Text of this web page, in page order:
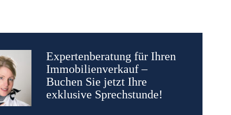
Expertenberatung für Ihren
Immobilienverkauf –
Buchen Sie jetzt Ihre
exklusive Sprechstunde!